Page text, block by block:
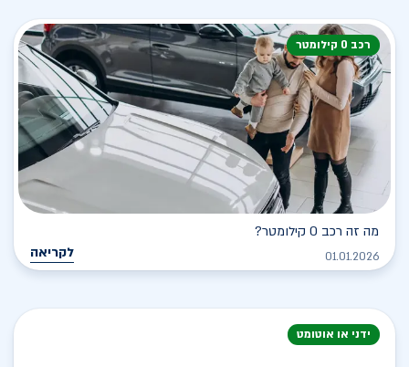
רכב 0 קילומטר
מה זה רכב 0 קילומטר?
01.01.2026 לקריאה
ידני או אוטומט